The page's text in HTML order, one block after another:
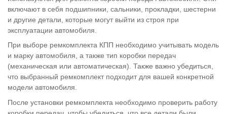
включают в себя подшипники, сальники, прокладки, шестерни
и другие детали, которые могут выйти из строя при
эксплуатации автомобиля.
При выборе ремкомплекта КПП необходимо учитывать модель
и марку автомобиля, а также тип коробки передач
(механическая или автоматическая). Также важно убедиться,
что выбранный ремкомплект подходит для вашей конкретной
модели автомобиля.
После установки ремкомплекта необходимо проверить работу